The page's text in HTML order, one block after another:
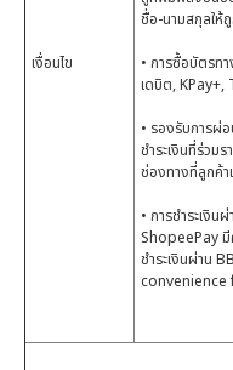
เงื่อนไข
ชื่อ-นามสกุลให้
• การซื้อบัตรท
เดบิต, KPay+,
• รองรับการผ่
ชำระเงินที่ร่วม
ช่องทางที่ลูกค้า
• การชำระเงิ
ShopeePay
ชำระเงินผ่าน
convenience